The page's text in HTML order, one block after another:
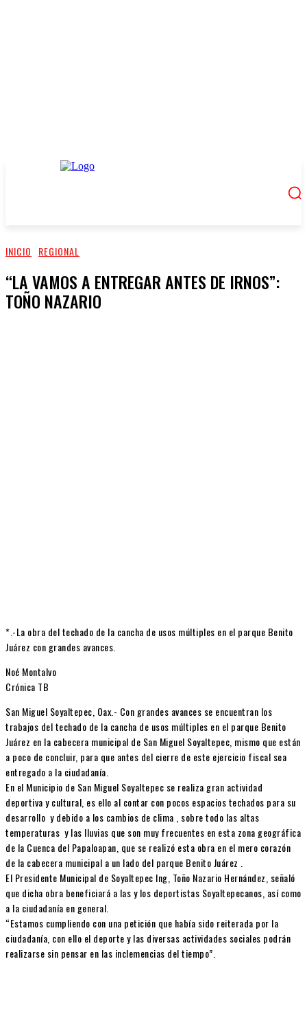
INICIO REGIONAL
“LA VAMOS A ENTREGAR ANTES DE IRNOS”:
TOÑO NAZARIO
*.-La obra del techado de la cancha de usos múltiples en el parque Benito
Juárez con grandes avances.
Noé Montalvo
Crónica TB
San Miguel Soyaltepec, Oax.- Con grandes avances se encuentran los
trabajos del techado de la cancha de usos múltiples en el parque Benito
Juárez en la cabecera municipal de San Miguel Soyaltepec, mismo que están
a poco de concluir, para que antes del cierre de este ejercicio fiscal sea
entregado a la ciudadanía.
En el Municipio de San Miguel Soyaltepec se realiza gran actividad
deportiva y cultural, es ello al contar con pocos espacios techados para su
desarrollo y debido a los cambios de clima , sobre todo las altas
temperaturas y las lluvias que son muy frecuentes en esta zona geográfica
de la Cuenca del Papaloapan, que se realizó esta obra en el mero corazón
de la cabecera municipal a un lado del parque Benito Juárez .
El Presidente Municipal de Soyaltepec Ing, Toño Nazario Hernández, señaló
que dicha obra beneficiará a las y los deportistas Soyaltepecanos, así como
a la ciudadanía en general.
“Estamos cumpliendo con una petición que había sido reiterada por la
ciudadanía, con ello el deporte y las diversas actividades sociales podrán
realizarse sin pensar en las inclemencias del tiempo”.